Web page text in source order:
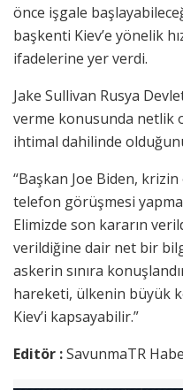
önce işgale
başkenti Kiev’e yönelik
ifadelerine yer verdi.
Jake Sullivan Rusya
verme konusunda netlik
ihtimal dahilinde
“Başkan Joe Biden,
telefon görüşmesi
Elimizde son kararın
verildiğine dair net bir
askerin sınıra
hareketi, ülkenin büyük
Kiev’i kapsayabilir.”
Editör :SavunmaTR